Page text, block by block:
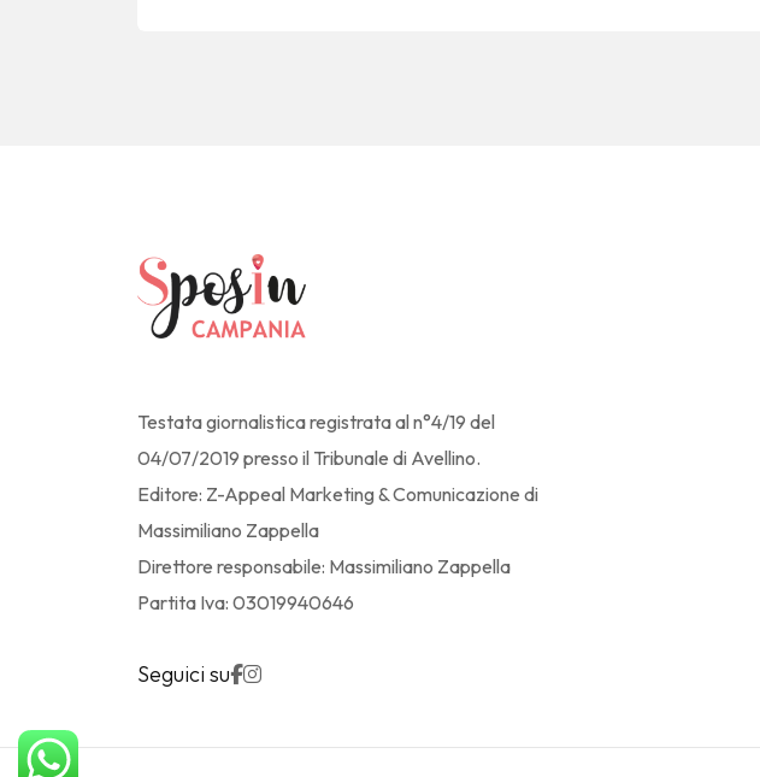
Testata giornalistica registrata al n°4/19 del
04/07/2019 presso il Tribunale di Avellino.
Editore: Z-Appeal Marketing & Comunicazione di
Massimiliano Zappella
Direttore responsabile: Massimiliano Zappella
Partita Iva: 03019940646
Seguici su